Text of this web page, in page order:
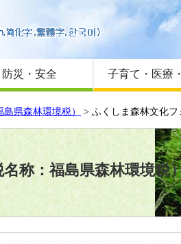
はじめての方へ
Foreign language
サイトマップ
防災・安全 子育て・医療
県森林環境税） > ふくしま森林文化
称：福島県森林環境税